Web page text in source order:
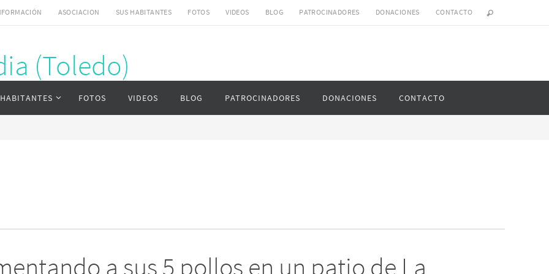
ASOCIACION SUS HABITANTES FOTOS VIDEOS BLOG PATROCINADORES DONACIONES CONTACTO
(Toledo)
(Toledo) FOTOS VIDEOS BLOG PATROCINADORES DONACIONES CONTACTO
a sus 5 pollos en un patio de La